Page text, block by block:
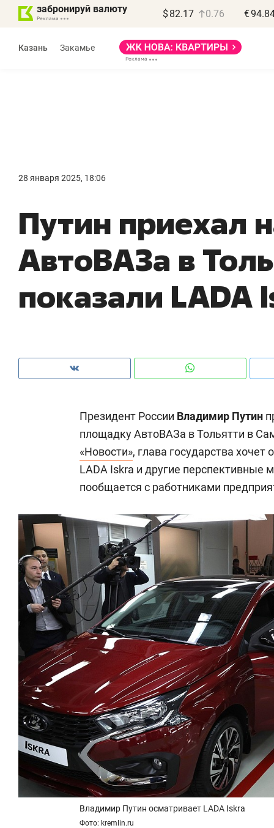
забронируй валюту $ 82.17 0.76 €
Казань Закамье
28 января 2025, 18:06
Путин приехал
АвтоВАЗа в
показали LADA
Президент России Владимир Путин
площадку АвтоВАЗа в Тольятти в
«Новости», глава государства
LADA Iskra и другие перспективные
пообщается с работниками
Владимир Путин осматривает LADA Iskra
Фото: kremlin.ru
Опыт выживания в дикой
природе, работа
с ментальным и физическим
состоянием как основа
антихрупких команд
Рекомендуем
Мексика,
и вагон с
в
«Гонка